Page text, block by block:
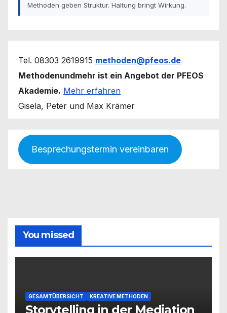
Methoden geben Struktur. Haltung bringt Wirkung.
Tel. 08303 2619915 methoden@pfeos.de
Methodenundmehr ist ein Angebot der PFEOS
Akademie. Mehr erfahren
Gisela, Peter und Max Krämer
Besprechungstermin vereinbaren
You missed
GESAMTÜBERSICHT KREATIVE METHODEN
Storytelling in der Mediation